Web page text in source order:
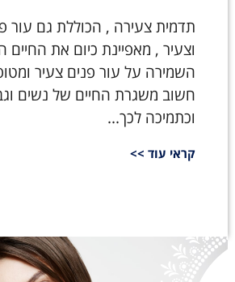
תדמית צעירה , הכוללת גם עור
וצעיר , מאפיינת כיום את החיים
השמירה על עור פנים צעיר
חשוב משגרת החיים של נשים
וכתמיכה לכך...
קראי עוד >>